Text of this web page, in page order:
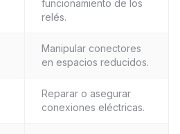
funcionamiento de los
relés.
Manipular conectores
en espacios reducidos.
Reparar o asegurar
conexiones eléctricas.